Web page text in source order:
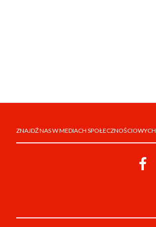
ZNAJDŹ NAS W MEDIACH SPOŁECZNOŚCIOWYCH